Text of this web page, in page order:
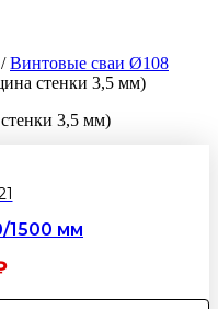
/Винтовые сваи Ø108
стенки 3,5 мм)
3,5 мм)
1500 мм